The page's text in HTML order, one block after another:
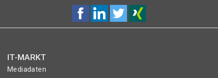
IT-MARKT
Mediadaten